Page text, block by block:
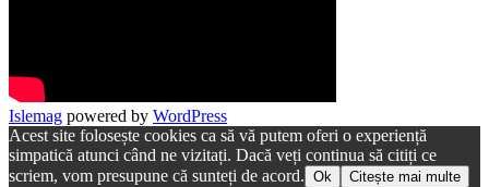
Islemag powered by WordPress
Acest site folosește cookies ca să vă putem oferi o experiență
simpatică atunci când ne vizitați. Dacă veți continua să citiți ce
scriem, vom presupune că sunteți de acord. Ok Citește mai multe